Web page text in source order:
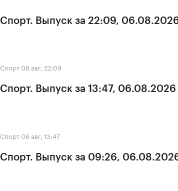
Спорт. Выпуск за 22:09,
Спорт 06 авг, 22:09
Спорт. Выпуск за 13:47, 06.08.2026
Спорт 06 авг, 13:47
Спорт. Выпуск за 09:26,